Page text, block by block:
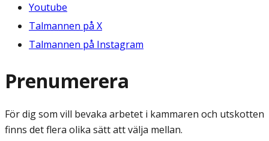
Youtube
Talmannen på X
Talmannen på Instagram
Prenumerera
För dig som vill bevaka arbetet i kammaren och utskotten
finns det flera olika sätt att välja mellan.